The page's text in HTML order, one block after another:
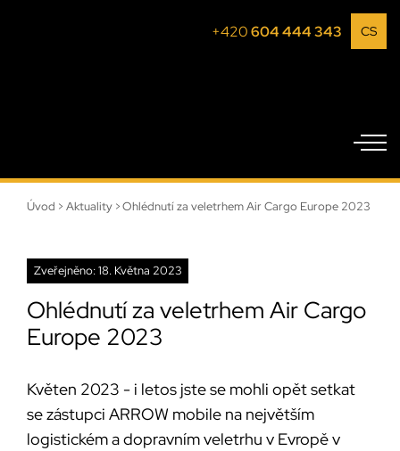
+420604 444 343 CS
Úvod > Aktuality > Ohlédnutí za veletrhem Air Cargo Europe 2023
Zveřejněno: 18. Května 2023
Ohlédnutí za veletrhem Air Cargo
Europe 2023
Květen 2023 - i letos jste se mohli opět setkat
se zástupci ARROW mobile na největším
logistickém a dopravním veletrhu v Evropě v